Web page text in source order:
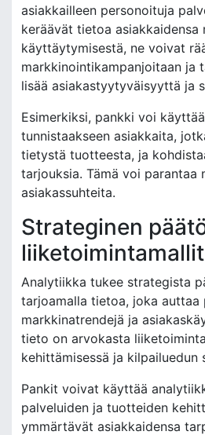
asiakkailleen personoituja
keräävät tietoa asiakkaidensa
käyttäytymisestä, ne voivat
markkinointikampanjoitaan ja
lisää asiakastyytyväisyyttä ja
Esimerkiksi, pankki voi
tunnistaakseen asiakkaita,
tietystä tuotteesta, ja
tarjouksia. Tämä voi parantaa
asiakassuhteita.
Strateginen
liiketoimintamallit
Analytiikka tukee strategista
tarjoamalla tietoa, joka auttaa
markkinatrendejä ja
tieto on arvokasta
kehittämisessä ja kilpailuedun
Pankit voivat käyttää
palveluiden ja tuotteiden
ymmärtävät asiakkaidensa